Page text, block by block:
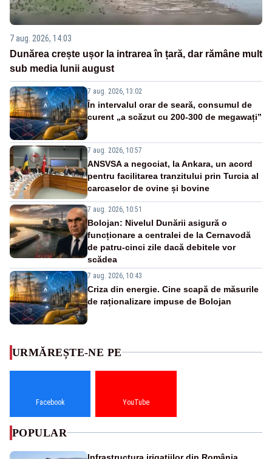
7 aug. 2026, 14:03
Dunărea crește ușor la intrarea în țară, dar rămâne mult
sub media lunii august
7 aug. 2026, 13:02
În intervalul orar de seară, consumul de
curent „a scăzut cu 200-300 de megawați”
7 aug. 2026, 10:57
ANSVSA a negociat, la Ankara, un acord
pentru facilitarea tranzitului prin Turcia al
carcaselor de ovine și bovine
7 aug. 2026, 10:51
Bolojan: Nivelul Dunării asigură o
funcționare a centralei de la Cernavodă
de patru-cinci zile dacă debitele vor
scădea
7 aug. 2026, 10:43
Criza din energie. Cine scapă de măsurile
de raționalizare impuse de Bolojan
URMĂREȘTE-NE PE
Facebook YouTube
POPULAR
Infrastructura irigațiilor din România,